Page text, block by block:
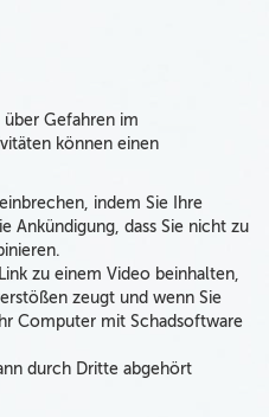
Gefahren im
können einen
indem Sie Ihre
Ankündigung, dass Sie nicht zu
zu einem Video beinhalten,
zeugt und wenn Sie
Computer mit Schadsoftware
durch Dritte abgehört